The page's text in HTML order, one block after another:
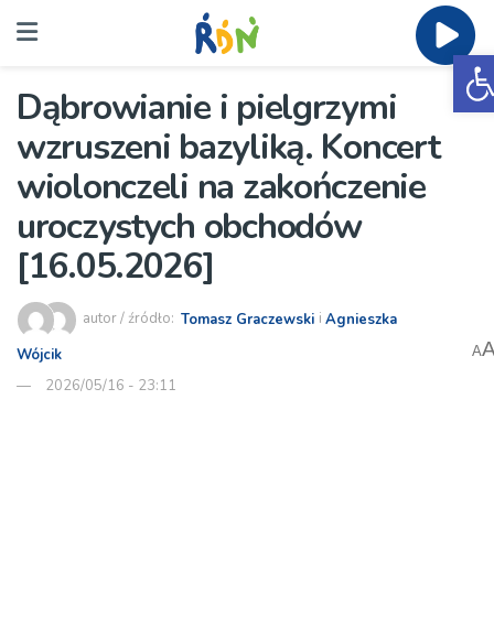
Dąbrowianie i pielgrzymi
wzruszeni bazyliką. Koncert
wiolonczeli na zakończenie
uroczystych obchodów
[16.05.2026]
autor / źródło: Tomasz Graczewski i Agnieszka
Wójcik
2026/05/16 - 23:11
A